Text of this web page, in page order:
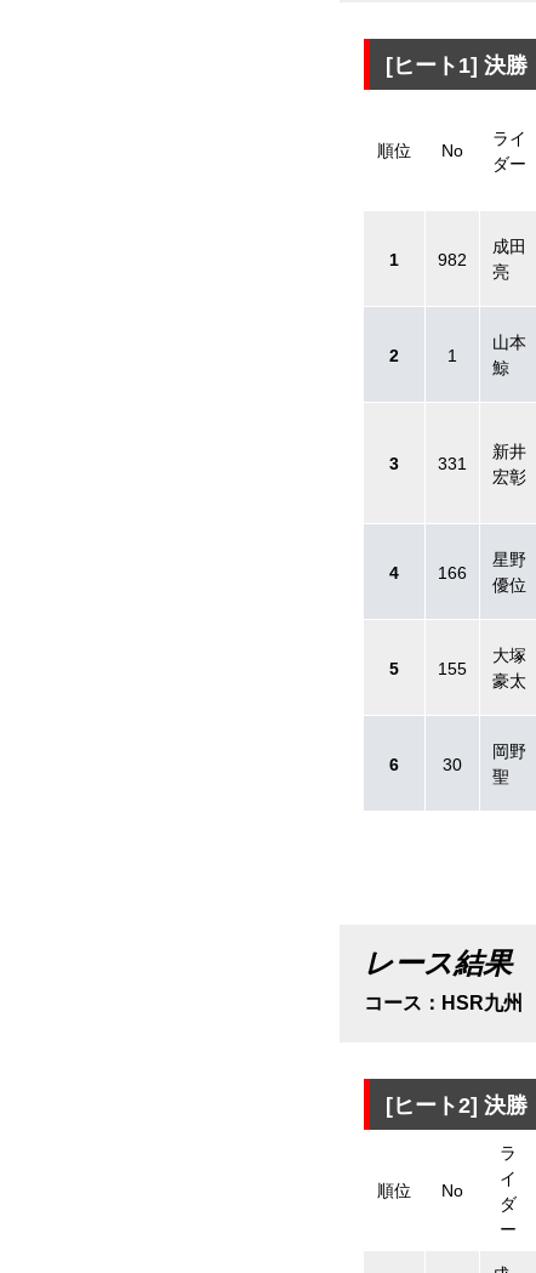
[ヒート1] 決勝
順位 No
ライ
ダー
1 982
成田
亮
2 1
山本
鯨
3 331
新井
宏彰
4 166
星野
優位
5 155
大塚
豪太
6 30
岡野
聖
レース結果
コース：HSR九州
[ヒート2] 決勝
順位 No
ラ
イ
ダ
ー